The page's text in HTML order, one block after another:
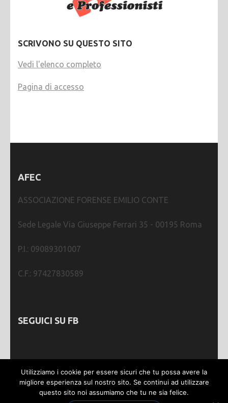
SCRIVONO SU QUESTO SITO
Vedi l'elenco completo
Pagina di accesso
AFEC
ASSOCIAZIONE FORENSE EMILIO CONTE
Sede Legale Via Giuseppe Ferrari 35 - 00195 Roma
P.I.: 09089301007
C.F.: 97427830589
SEGUICI SU FB
Webmastering bySGWEB | Metro Magazine |
Utilizziamo i cookie per essere sicuri che tu possa avere la
migliore esperienza sul nostro sito. Se continui ad utilizzare
questo sito noi assumiamo che tu ne sia felice.